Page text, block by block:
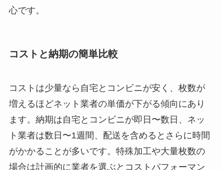
心です。
コストと納期の簡単比較
コストは少量なら自宅とコンビニが安く、枚数が
増えるほどネット業者の単価が下がる傾向にあり
ます。納期は自宅とコンビニが即日〜数日、ネッ
ト業者は数日〜1週間、配送を含めるとさらに時間
がかかることが多いです。特殊加工や大量枚数の
場合は計画的に業者を選ぶとコストパフォーマン